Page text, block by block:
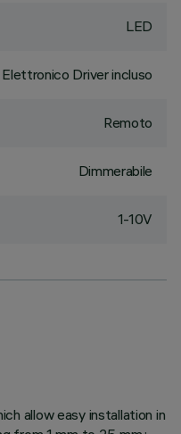
LED
Elettronico Driver incluso
Remoto
Dimmerabile
1-10V
allow easy installation in